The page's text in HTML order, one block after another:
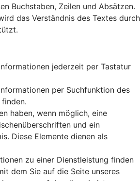
Buchstaben, Zeilen und Absätzen.
das Verständnis des Textes durch
jederzeit per Tastatur
per Suchfunktion des
haben, wenn möglich, eine
und ein
Diese Elemente dienen als
zu einer Dienstleistung finden
dem Sie auf die Seite unseres